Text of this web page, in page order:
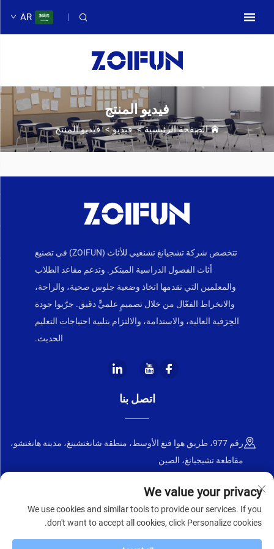
AR
فيديو المنتج
الصفحة الرئيسية>فيديو>فيديو المنتج
تتخصص شركة تشجيانغ تشنغيي للأثاث (ZOIFUN) في تصنيع
أثاث الفصول الدراسية المبتكر. وتدعم مقاعد الطلاب
والمعلمين التي نقدمها اتخاذ وضعية جلوس صحية، والراحة،
والانخراط الفعّال من خلال تصميمٍ علميٍّ دقيق. جرّبوا جودة
الحِرَفية العالية، والاستدامة، والالتزام بتلبية احتياجات التعليم
الحديث.
اتصل بنا
رقم 977، طريق هوا فنغ الأوسط، منطقة شانغتشينغ، مدينة هانغتشو،
مقاطعة تشيجيانغ، الصين
+86-18668589258
[email protected]
We value your privacy
We use cookies and similar tools to provide our services. If you
don't want to accept all cookies, click Personalize cookies.